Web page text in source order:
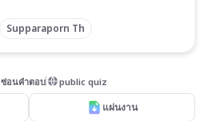
Supparaporn Th
ซ่อนคำตอบ public quiz
แผ่นงาน